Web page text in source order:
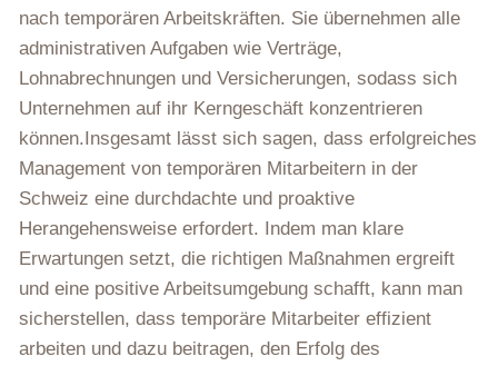
nach temporären Arbeitskräften. Sie übernehmen alle
administrativen Aufgaben wie Verträge,
Lohnabrechnungen und Versicherungen, sodass sich
Unternehmen auf ihr Kerngeschäft konzentrieren
können.Insgesamt lässt sich sagen, dass erfolgreiches
Management von temporären Mitarbeitern in der
Schweiz eine durchdachte und proaktive
Herangehensweise erfordert. Indem man klare
Erwartungen setzt, die richtigen Maßnahmen ergreift
und eine positive Arbeitsumgebung schafft, kann man
sicherstellen, dass temporäre Mitarbeiter effizient
arbeiten und dazu beitragen, den Erfolg des